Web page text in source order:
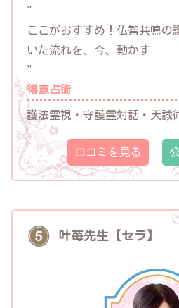
"
ここがおすすめ！ 仏智共鳴の
いた流れを、今、動かす
"
得意占術
護法霊視・守護霊対話・天誠
口コミを見る
叶苺先生【セラ】